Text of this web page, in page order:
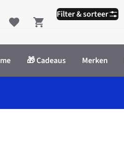
Shopping cart
🎁 Cadeaus Merken
Filter & sorteer